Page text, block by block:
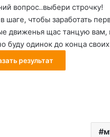
вопрос..выбери строчку!
шаге, чтобы заработать
движенья щас танцую вам,
буду одинок до конца